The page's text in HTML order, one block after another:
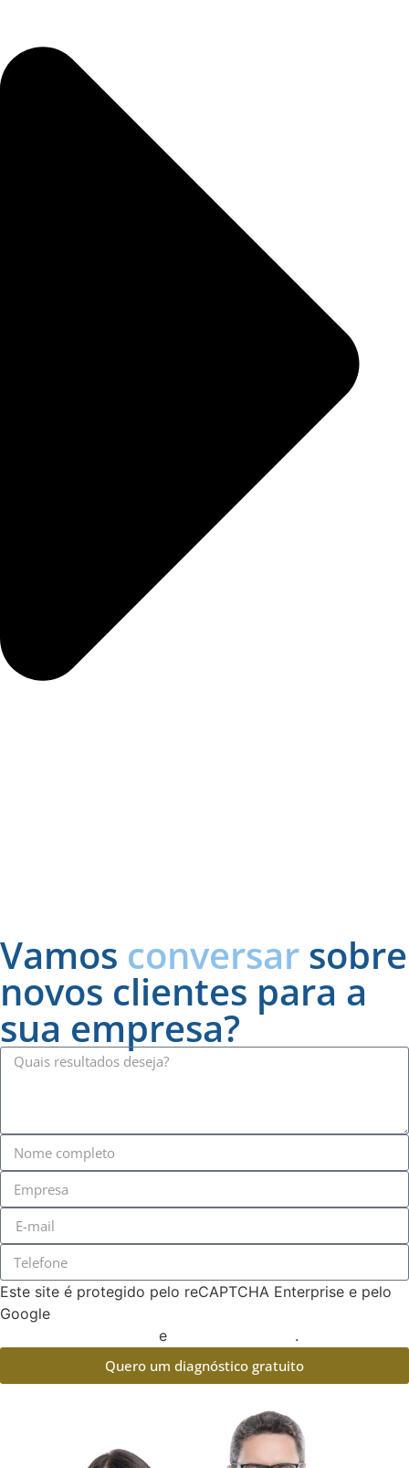
Vamos conversar sobre
novos clientes para a
sua empresa?
Este site é protegido pelo reCAPTCHA Enterprise e pelo
Google
e
.
Quero um diagnóstico gratuito